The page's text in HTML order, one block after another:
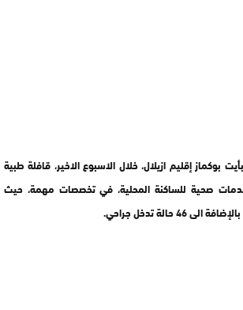
بوكماز إقليم ازيلال، خلال الاسبوع الاخير، قافلة طبية
صحية للساكنة المحلية، في تخصصات مهمة، حيث